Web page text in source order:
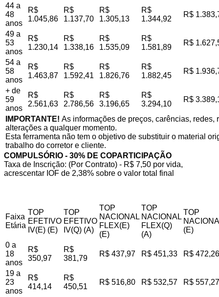
44 a
48
anos
R$
1.045,86
R$
1.137,70
R$
1.305,13
R$
1.344,92
R$
49 a
53
anos
R$
1.230,14
R$
1.338,16
R$
1.535,09
R$
1.581,89
R$
54 a
58
anos
R$
1.463,87
R$
1.592,41
R$
1.826,76
R$
1.882,45
R$
+ de
59
anos
R$
2.561,63
R$
2.786,56
R$
3.196,65
R$
3.294,10
R$
IMPORTANTE! As informações de preços, carências,
alterações a qualquer momento.
Esta ferramenta não tem o objetivo de substituir o material
trabalho do corretor e cliente.
COMPULSÓRIO - 30% DE COPARTICIPAÇÃO
Taxa de Inscrição: (Por Contrato) - R$ 7,50 por vida,
acrescentar IOF de 2,38% sobre o valor total final
Faixa
Etária
TOP
EFETIVO
IV(E) (E)
TOP
EFETIVO
IV(Q) (A)
TOP
NACIONAL
FLEX(E)
(E)
TOP
NACIONAL
FLEX(Q)
(A)
TOP
(E)
0 a
18
anos
R$
350,97
R$
381,79
R$ 437,97 R$ 451,33 R$ 472,26
19 a
23
anos
R$
414,14
R$
450,51
R$ 516,80 R$ 532,57 R$ 557,27